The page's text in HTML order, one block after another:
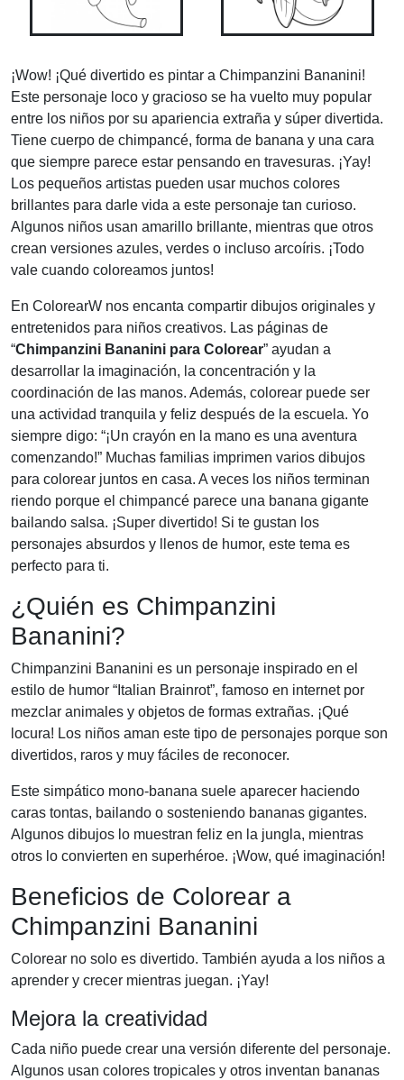
¡Wow! ¡Qué divertido es pintar a Chimpanzini Bananini!
Este personaje loco y gracioso se ha vuelto muy popular
entre los niños por su apariencia extraña y súper divertida.
Tiene cuerpo de chimpancé, forma de banana y una cara
que siempre parece estar pensando en travesuras. ¡Yay!
Los pequeños artistas pueden usar muchos colores
brillantes para darle vida a este personaje tan curioso.
Algunos niños usan amarillo brillante, mientras que otros
crean versiones azules, verdes o incluso arcoíris. ¡Todo
vale cuando coloreamos juntos!
En ColorearW nos encanta compartir dibujos originales y
entretenidos para niños creativos. Las páginas de
“Chimpanzini Bananini para Colorear” ayudan a
desarrollar la imaginación, la concentración y la
coordinación de las manos. Además, colorear puede ser
una actividad tranquila y feliz después de la escuela. Yo
siempre digo: “¡Un crayón en la mano es una aventura
comenzando!” Muchas familias imprimen varios dibujos
para colorear juntos en casa. A veces los niños terminan
riendo porque el chimpancé parece una banana gigante
bailando salsa. ¡Super divertido! Si te gustan los
personajes absurdos y llenos de humor, este tema es
perfecto para ti.
¿Quién es Chimpanzini
Bananini?
Chimpanzini Bananini es un personaje inspirado en el
estilo de humor “Italian Brainrot”, famoso en internet por
mezclar animales y objetos de formas extrañas. ¡Qué
locura! Los niños aman este tipo de personajes porque son
divertidos, raros y muy fáciles de reconocer.
Este simpático mono-banana suele aparecer haciendo
caras tontas, bailando o sosteniendo bananas gigantes.
Algunos dibujos lo muestran feliz en la jungla, mientras
otros lo convierten en superhéroe. ¡Wow, qué imaginación!
Beneficios de Colorear a
Chimpanzini Bananini
Colorear no solo es divertido. También ayuda a los niños a
aprender y crecer mientras juegan. ¡Yay!
Mejora la creatividad
Cada niño puede crear una versión diferente del personaje.
Algunos usan colores tropicales y otros inventan bananas